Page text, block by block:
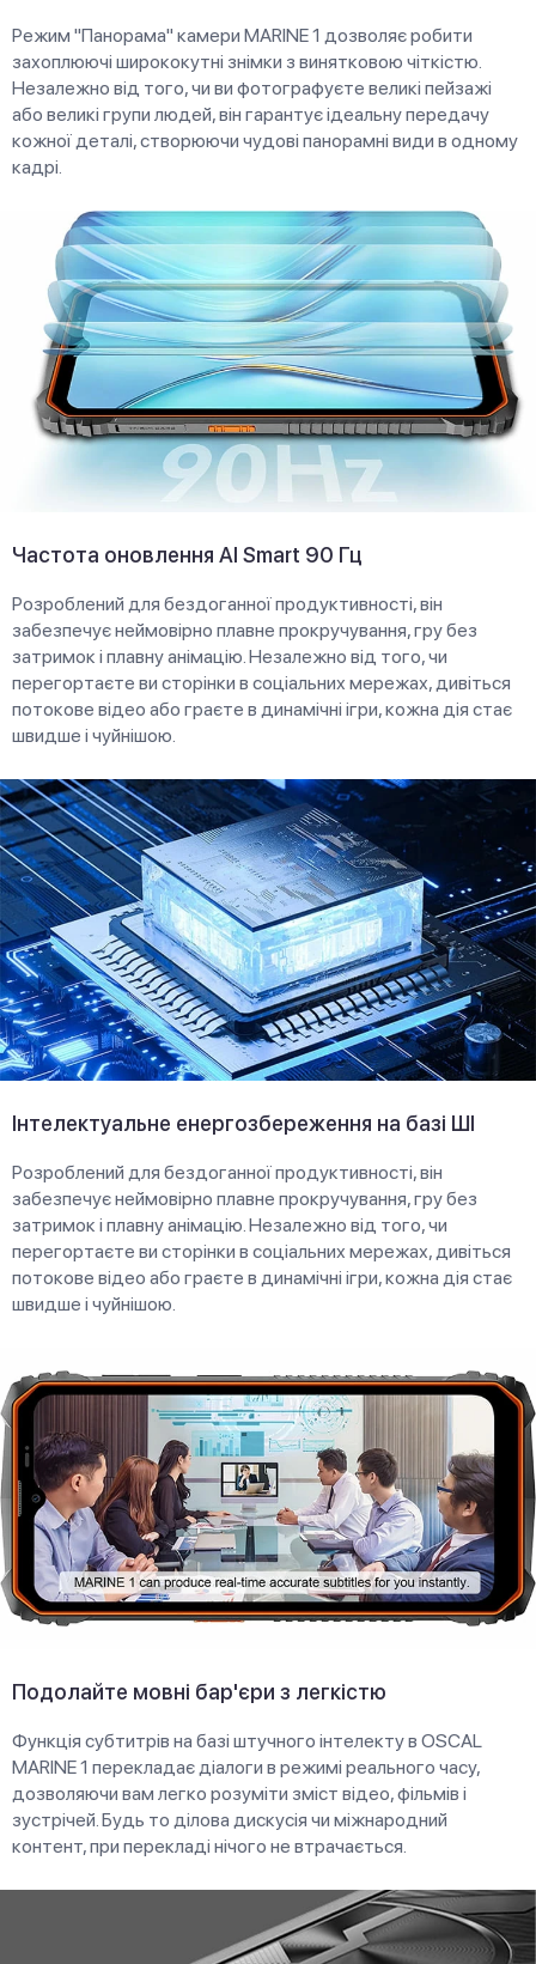
Режим "Панорама" камери MARINE 1 дозволяє робити
захоплюючі ширококутні знімки з винятковою чіткістю.
Незалежно від того, чи ви фотографуєте великі пейзажі
або великі групи людей, він гарантує ідеальну передачу
кожної деталі, створюючи чудові панорамні види в одному
кадрі.
Частота оновлення AI Smart 90 Гц
Розроблений для бездоганної продуктивності, він
забезпечує неймовірно плавне прокручування, гру без
затримок і плавну анімацію. Незалежно від того, чи
перегортаєте ви сторінки в соціальних мережах, дивіться
потокове відео або граєте в динамічні ігри, кожна дія стає
швидше і чуйнішою.
Інтелектуальне енергозбереження на базі ШІ
Розроблений для бездоганної продуктивності, він
забезпечує неймовірно плавне прокручування, гру без
затримок і плавну анімацію. Незалежно від того, чи
перегортаєте ви сторінки в соціальних мережах, дивіться
потокове відео або граєте в динамічні ігри, кожна дія стає
швидше і чуйнішою.
Подолайте мовні бар'єри з легкістю
Функція субтитрів на базі штучного інтелекту в OSCAL
MARINE 1 перекладає діалоги в режимі реального часу,
дозволяючи вам легко розуміти зміст відео, фільмів і
зустрічей. Будь то ділова дискусія чи міжнародний
контент, при перекладі нічого не втрачається.